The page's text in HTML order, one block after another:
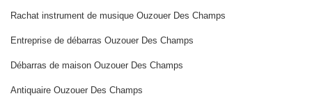
Rachat instrument de musique Ouzouer Des Champs
Entreprise de débarras Ouzouer Des Champs
Débarras de maison Ouzouer Des Champs
Antiquaire Ouzouer Des Champs